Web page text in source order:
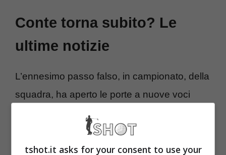
Conte torna subito? Le
ultime notizie
L’ennesimo passo falso, in campionato, della
squadra, ha aperto le porte a nuove voci
riguardo l’addio imminente dell’allenatore.
Dopo aver concordato l’uscita al termine
della stagione, la squadra continua a vivere
tshot.it asks for your consent to use your